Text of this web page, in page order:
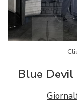
Blue Devil